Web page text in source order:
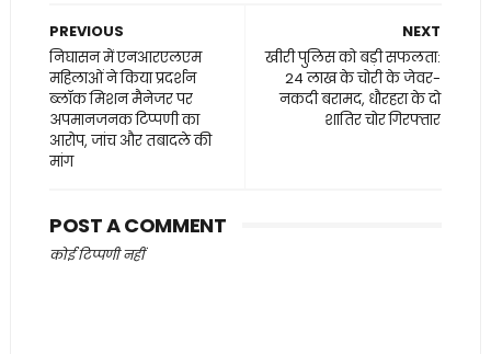
NEXT
खीरी पुलिस को बड़ी सफलता:
24 लाख के चोरी के जेवर-
नकदी बरामद, धौरहरा के दो
शातिर चोर गिरफ्तार
PREVIOUS
निघासन में एनआरएलएम
महिलाओं ने किया प्रदर्शन
ब्लॉक मिशन मैनेजर पर
अपमानजनक टिप्पणी का
आरोप, जांच और तबादले की
मांग
POST A COMMENT
कोई टिप्पणी नहीं